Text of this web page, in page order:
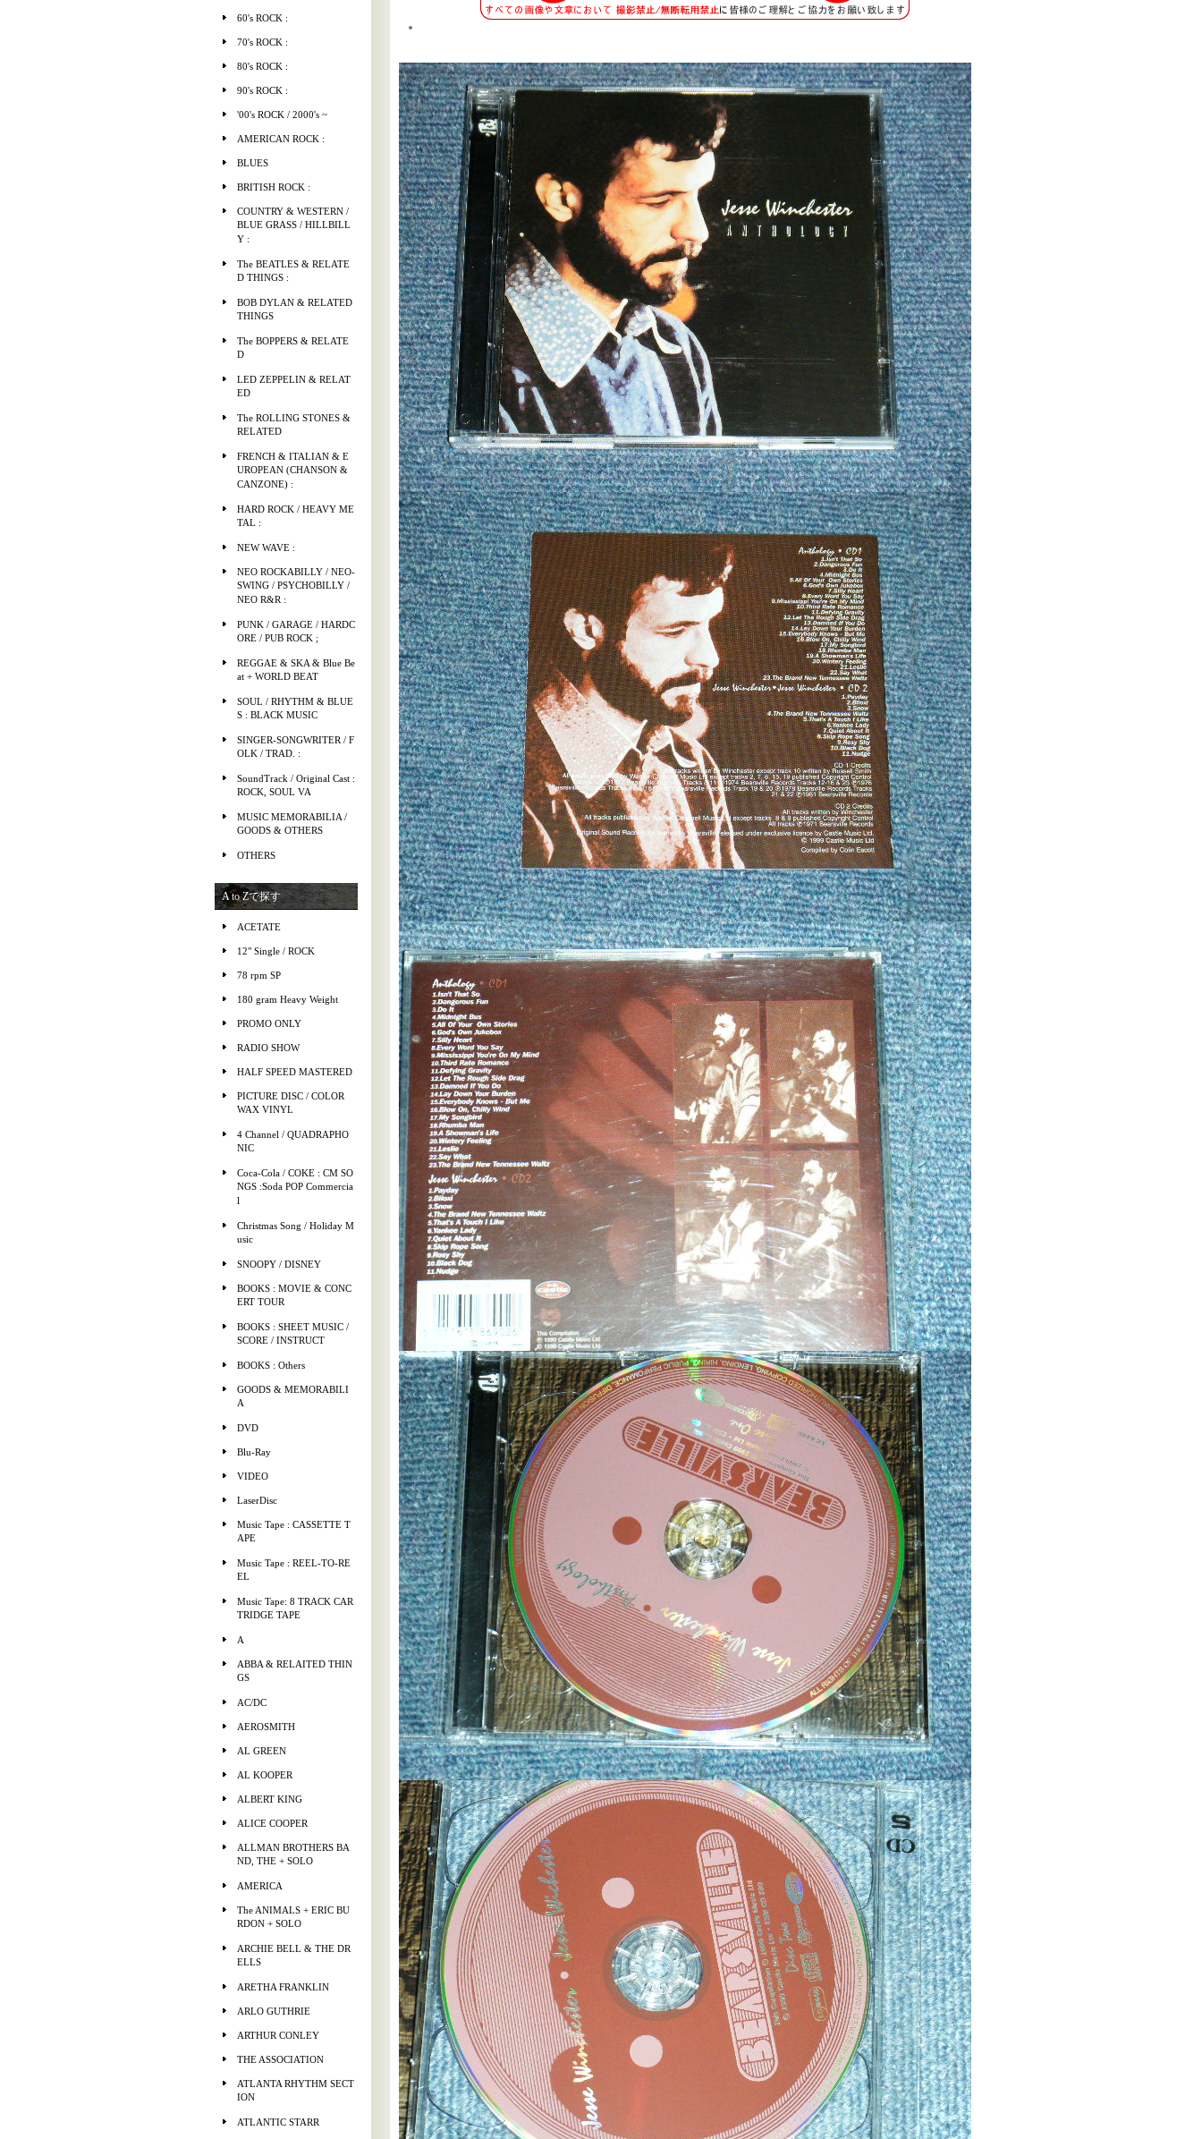
60's ROCK :
70's ROCK :
80's ROCK :
90's ROCK :
'00's ROCK / 2000's ~
AMERICAN ROCK :
BLUES
BRITISH ROCK :
COUNTRY & WESTERN /
BLUE GRASS / HILLBILL
Y :
The BEATLES & RELATE
D THINGS :
BOB DYLAN & RELATED
THINGS
The BOPPERS & RELATE
D
LED ZEPPELIN & RELAT
ED
The ROLLING STONES &
RELATED
FRENCH & ITALIAN & E
UROPEAN (CHANSON &
CANZONE) :
HARD ROCK / HEAVY ME
TAL :
NEW WAVE :
NEO ROCKABILLY / NEO-
SWING / PSYCHOBILLY /
NEO R&R :
PUNK / GARAGE / HARDC
ORE / PUB ROCK ;
REGGAE & SKA & Blue Be
at + WORLD BEAT
SOUL / RHYTHM & BLUE
S : BLACK MUSIC
SINGER-SONGWRITER / F
OLK / TRAD. :
SoundTrack / Original Cast :
ROCK, SOUL VA
MUSIC MEMORABILIA /
GOODS & OTHERS
OTHERS
A to Zで探す
ACETATE
12" Single / ROCK
78 rpm SP
180 gram Heavy Weight
PROMO ONLY
RADIO SHOW
HALF SPEED MASTERED
PICTURE DISC / COLOR
WAX VINYL
4 Channel / QUADRAPHO
NIC
Coca-Cola / COKE : CM SO
NGS :Soda POP Commercia
l
Christmas Song / Holiday M
usic
SNOOPY / DISNEY
BOOKS : MOVIE & CONC
ERT TOUR
BOOKS : SHEET MUSIC /
SCORE / INSTRUCT
BOOKS : Others
GOODS & MEMORABILI
A
DVD
Blu-Ray
VIDEO
LaserDisc
Music Tape : CASSETTE T
APE
Music Tape : REEL-TO-RE
EL
Music Tape: 8 TRACK CAR
TRIDGE TAPE
A
ABBA & RELAITED THIN
GS
AC/DC
AEROSMITH
AL GREEN
AL KOOPER
ALBERT KING
ALICE COOPER
ALLMAN BROTHERS BA
ND, THE + SOLO
AMERICA
The ANIMALS + ERIC BU
RDON + SOLO
ARCHIE BELL & THE DR
ELLS
ARETHA FRANKLIN
ARLO GUTHRIE
ARTHUR CONLEY
THE ASSOCIATION
ATLANTA RHYTHM SECT
ION
ATLANTIC STARR